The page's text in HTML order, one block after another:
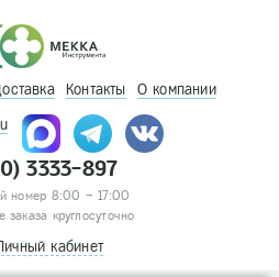
Контакты О компании
3333-897
номер 8:00 – 17:00
круглосуточно
кабинет